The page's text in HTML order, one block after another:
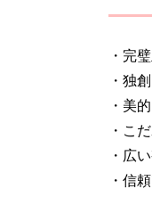
・完
・独
・美
・こ
・広
・信